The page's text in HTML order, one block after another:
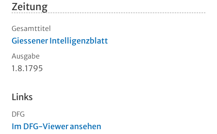
Zeitung
Gesamttitel
Giessener Intelligenzblatt
Ausgabe
1.8.1795
Links
DFG
Im DFG-Viewer ansehen